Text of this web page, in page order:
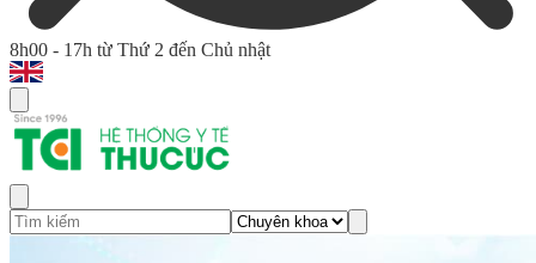
8h00 - 17h từ Thứ 2 đến Chủ nhật